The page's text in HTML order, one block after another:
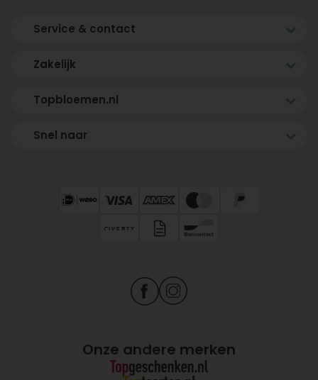
Service & contact
Zakelijk
Topbloemen.nl
Snel naar
Onze andere merken